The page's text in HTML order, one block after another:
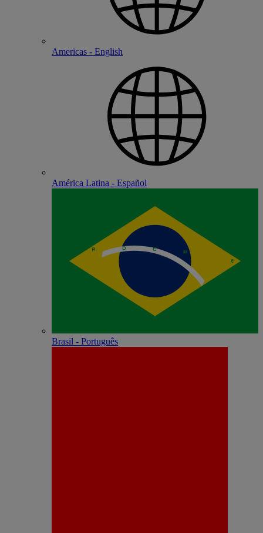
Americas - English
América Latina - Español
Brasil - Português